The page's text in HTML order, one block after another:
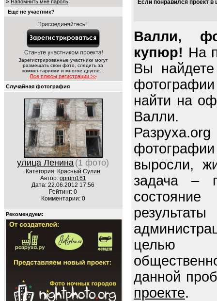
» Напомнить мне пароль
Ещё не участник?
Зарегистрированные участники могут
размещать свои фото, следить за
комментариями и многое другое...
Все плюсы регистрации >>
Случайная фотография
улица Ленина (1 фото)
Категория: Красный Сулин
Автор: opium161
Дата: 22.06.2012 17:56
Рейтинг: 0
Комментарии: 0
Рекомендуем:
Если понравился проект
Валли,
купюр! На
Вы
найти на
Валли.
выросли,
задача –
состояние
целью
данной
проекте.